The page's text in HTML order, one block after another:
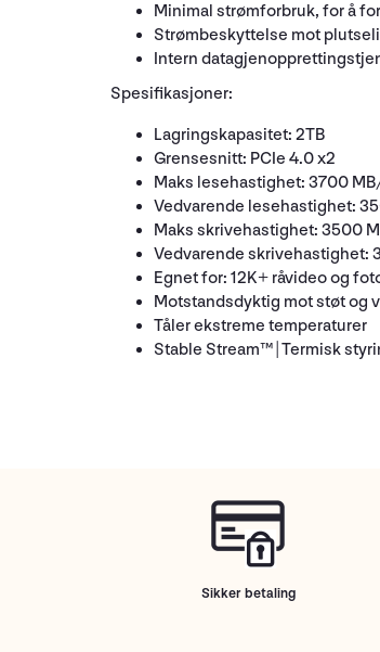
Minimal strømforbruk, for å
Strømbeskyttelse mot
Intern
Spesifikasjoner:
Lagringskapasitet: 2TB
Grensesnitt: PCIe 4.0 x2
Maks lesehastighet: 3700
Vedvarende lesehastighet:
Maks skrivehastighet: 3500
Vedvarende skrivehastighet:
Egnet for: 12K+ råvideo og
Motstandsdyktig mot støt og
Tåler ekstreme temperaturer
Stable Stream™ | Termisk
Sikker betaling